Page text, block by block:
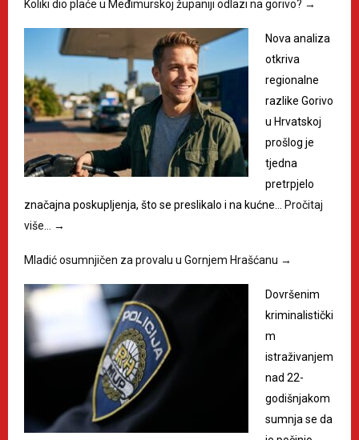
Koliki dio plaće u Međimurskoj županiji odlazi na gorivo? →
Nova analiza
otkriva
regionalne
razlike Gorivo
u Hrvatskoj
prošlog je
tjedna
pretrpjelo
značajna poskupljenja, što se preslikalo i na kućne… Pročitaj
više… →
Mladić osumnjičen za provalu u Gornjem Hrašćanu →
Dovršenim
kriminalistički
m
istraživanjem
nad 22-
godišnjakom
sumnja se da